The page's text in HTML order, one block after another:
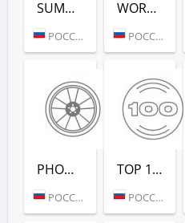
SUMMER LOUNGE - РАДИО РЕКОРД
РОССИЯ (МОСКВА)
WORKOUT - РАДИО РЕКОРД
РОССИЯ (МОСКВА)
PHONK (РАДИО РЕКОРД)
РОССИЯ (МОСКВА)
TOP 100 EDM (РАДИО РЕКОРД)
РОССИЯ (МОСКВА)